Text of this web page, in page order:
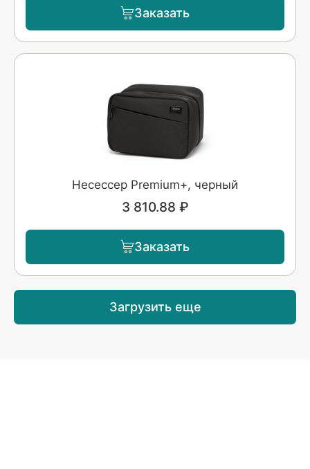
Заказать
Несессер Premium+, черный
3 810.88 ₽
Заказать
Загрузить еще